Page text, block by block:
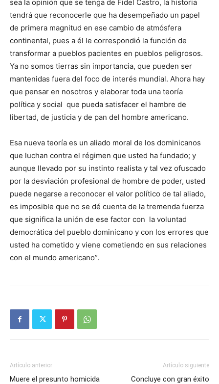
sea la opinión que se tenga de Fidel Castro, la historia
tendrá que reconocerle que ha desempeñado un papel
de primera magnitud en ese cambio de atmósfera
continental, pues a él le correspondió la función de
transformar a pueblos pacientes en pueblos peligrosos.
Ya no somos tierras sin importancia, que pueden ser
mantenidas fuera del foco de interés mundial. Ahora hay
que pensar en nosotros y elaborar toda una teoría
política y social que pueda satisfacer el hambre de
libertad, de justicia y de pan del hombre americano.
Esa nueva teoría es un aliado moral de los dominicanos
que luchan contra el régimen que usted ha fundado; y
aunque llevado por su instinto realista y tal vez ofuscado
por la desviación profesional de hombre de poder, usted
puede negarse a reconocer el valor político de tal aliado,
es imposible que no se dé cuenta de la tremenda fuerza
que significa la unión de ese factor con la voluntad
democrática del pueblo dominicano y con los errores que
usted ha cometido y viene cometiendo en sus relaciones
con el mundo americano”.
Artículo anterior
Muere el presunto homicida
Artículo siguiente
Concluye con gran éxito